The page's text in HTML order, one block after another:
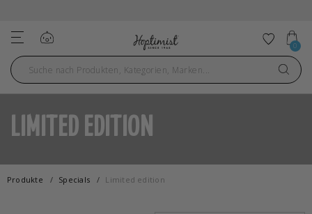
Zu
0
LIMITED EDITION
Produkte Specials Limited edition